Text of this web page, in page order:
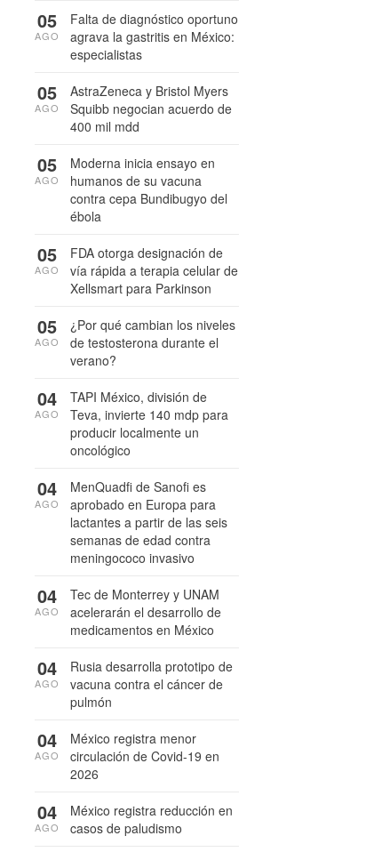
Falta de diagnóstico oportuno
agrava la gastritis en México:
especialistas
05
AGO
AstraZeneca y Bristol Myers
Squibb negocian acuerdo de
400 mil mdd
05
AGO
Moderna inicia ensayo en
humanos de su vacuna
contra cepa Bundibugyo del
ébola
05
AGO
FDA otorga designación de
vía rápida a terapia celular de
Xellsmart para Parkinson
05
AGO
¿Por qué cambian los niveles
de testosterona durante el
verano?
05
AGO
TAPI México, división de
Teva, invierte 140 mdp para
producir localmente un
oncológico
04
AGO
MenQuadfi de Sanofi es
aprobado en Europa para
lactantes a partir de las seis
semanas de edad contra
meningococo invasivo
04
AGO
Tec de Monterrey y UNAM
acelerarán el desarrollo de
medicamentos en México
04
AGO
Rusia desarrolla prototipo de
vacuna contra el cáncer de
pulmón
04
AGO
México registra menor
circulación de Covid-19 en
2026
04
AGO
México registra reducción en
casos de paludismo
04
AGO